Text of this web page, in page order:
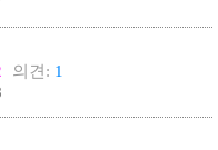
의견: 1